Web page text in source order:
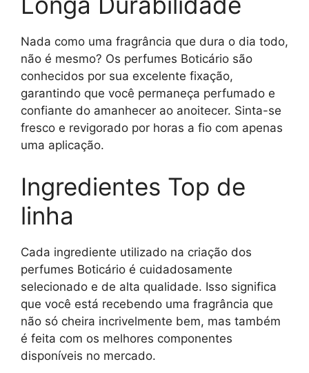
Nada como uma fragrância que dura o dia todo,
não é mesmo? Os perfumes Boticário são
conhecidos por sua excelente fixação,
garantindo que você permaneça perfumado e
confiante do amanhecer ao anoitecer. Sinta-se
fresco e revigorado por horas a fio com apenas
uma aplicação.
Ingredientes Top de
linha
Cada ingrediente utilizado na criação dos
perfumes Boticário é cuidadosamente
selecionado e de alta qualidade. Isso significa
que você está recebendo uma fragrância que
não só cheira incrivelmente bem, mas também
é feita com os melhores componentes
disponíveis no mercado.